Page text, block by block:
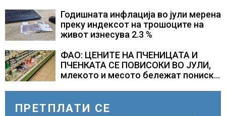
Годишната инфлација во јули мерена
преку индексот на трошоците на
живот изнесува 2.3 %
ФАО: ЦЕНИТЕ НА ПЧЕНИЦАТА И
ПЧЕНКАТА СЕ ПОВИСОКИ ВО ЈУЛИ,
млекото и месото бележат пониски
ПРЕТПЛАТИ СЕ